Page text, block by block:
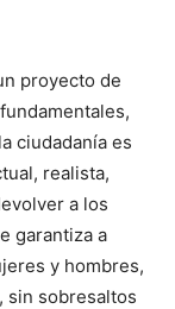
proyecto de
ciudadanía es
realista,
a los
garantiza a
y hombres,
sin sobresaltos